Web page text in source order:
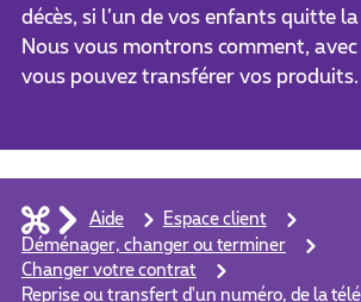
décès, si l’un de vos enfants quitte
Nous vous montrons comment,
vous pouvez transférer vos produits.
Aide
Espace client
Déménager, changer ou terminer
Changer votre contrat
Reprise ou transfert d'un numéro, de la